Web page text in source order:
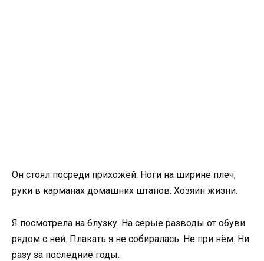
Он стоял посреди прихожей. Ноги на ширине плеч,
руки в карманах домашних штанов. Хозяин жизни.
Я посмотрела на блузку. На серые разводы от обуви
рядом с ней. Плакать я не собиралась. Не при нём. Ни
разу за последние годы.